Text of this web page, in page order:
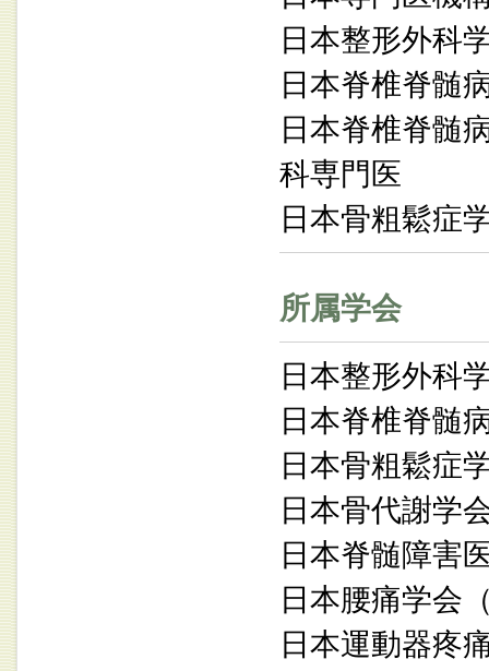
日本整形外科
日本脊椎脊髄
日本脊椎脊髄
科専門医
日本骨粗鬆症
所属学会
日本整形外科
日本脊椎脊髄
日本骨粗鬆症
日本骨代謝学
日本脊髄障害
日本腰痛学会
日本運動器疼